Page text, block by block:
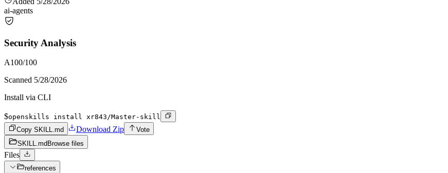
ai-agents
Security Analysis
A100/100
Scanned 5/28/2026
Install via CLI
$openskills install xr843/Master-skill
Copy SKILL.md
Download Zip
Vote
SKILL.md Browse files
Files
references